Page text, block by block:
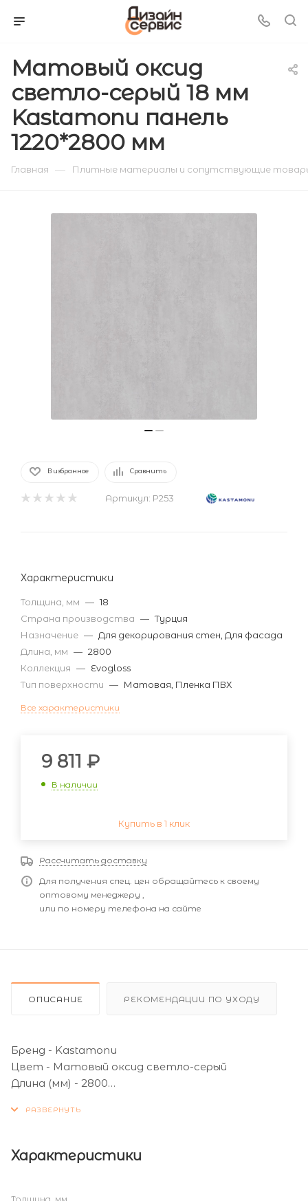
Матовый оксид
светло-серый 18 мм
Kastamonu панель
1220*2800 мм
Главная — Плитные материалы и сопутствующие
В избранное Сравнить
Артикул: P253
Характеристики
Толщина, мм — 18
Страна производства — Турция
Назначение — Для декорирования стен, Для фасада
Длина, мм — 2800
Коллекция — Evogloss
Тип поверхности — Матовая, Пленка ПВХ
Все характеристики
9 811 ₽
В наличии
Купить в 1 клик
Рассчитать доставку
Для получения спец. цен обращайтесь к своему
оптовому менеджеру ,
или по номеру телефона на сайте
ОПИСАНИЕ РЕКОМЕНДАЦИИ ПО УХОДУ
Бренд - Kastamonu
Цвет - Матовый оксид светло-серый
Длина (мм) - 2800
Толщина (мм) - 18
Характеристики